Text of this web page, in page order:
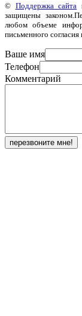
© Поддержка сайта
защищены
любом объеме
письменного согласия
Ваше имя
Телефон
Комментарий
перезвоните мне!